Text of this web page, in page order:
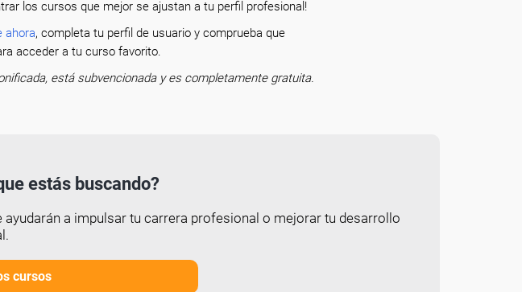
los cursos que mejor se ajustan a tu perfil profesional!
ahora, completa tu perfil de usuario y comprueba que
acceder a tu curso favorito.
está subvencionada y es completamente gratuita.
estás buscando?
a impulsar tu carrera profesional o mejorar tu desarrollo
cursos